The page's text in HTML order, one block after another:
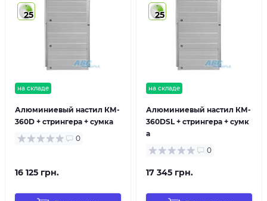
на складе
Алюминиевый настил КМ-
360D + стрингера + сумка
25
0
16 125 грн.
на складе
Алюминиевый настил КМ-
360DSL + стрингера + сумк
а
25
0
17 345 грн.